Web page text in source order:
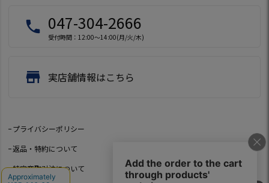
local_phone 047-304-2666
受付時間：12:00～14:00(月/火/木)
store 実店舗情報はこちら
プライバシーポリシー
返品・特約について
特定商取引法について